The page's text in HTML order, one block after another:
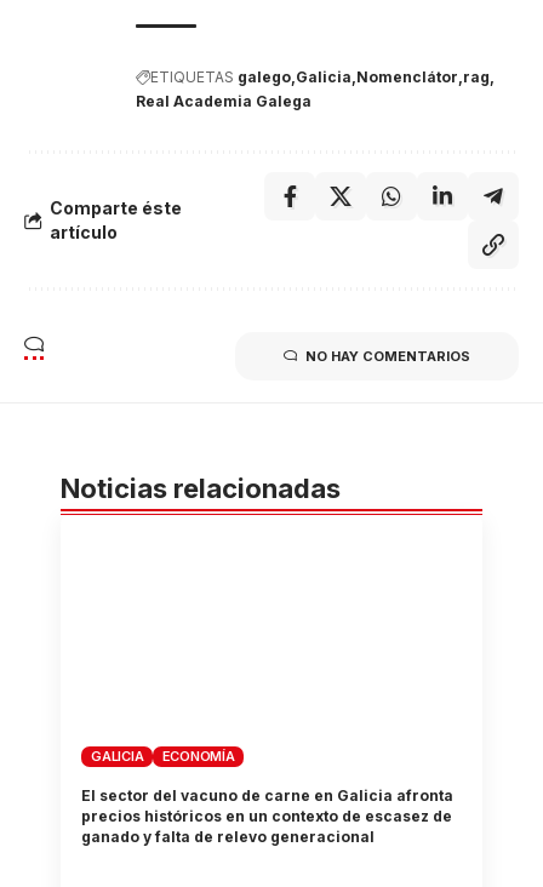
ETIQUETAS galego Galicia Nomenclátor rag
Real Academia Galega
Comparte éste
artículo
NO HAY COMENTARIOS
Noticias relacionadas
GALICIA ECONOMÍA
El sector del vacuno de carne en Galicia afronta
precios históricos en un contexto de escasez de
ganado y falta de relevo generacional